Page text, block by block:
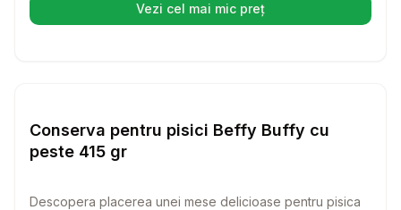
Vezi cel mai mic preț(se deschide într-o filă nouă)
Hrana Umeda Pisici
Conserva pentru pisici Beffy Buffy cu
peste 415 gr
Descopera placerea unei mese delicioase pentru pisica